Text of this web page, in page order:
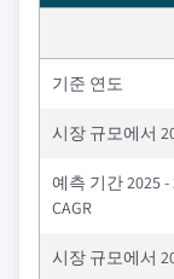
기준 연도
시장 규모에서
예측 기간 2025 -
CAGR
시장 규모에서